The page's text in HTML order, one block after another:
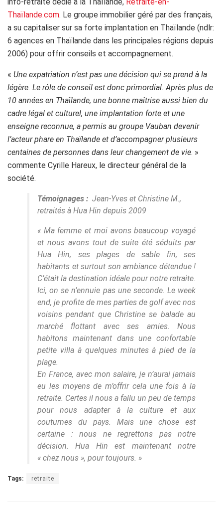
Thaïlande.com. Le groupe immobilier géré par des français,
a su capitaliser sur sa forte implantation en Thaïlande (ndlr:
6 agences en Thaïlande dans les principales régions depuis
2006) pour offrir conseils et accompagnement.
« Une expatriation n’est pas une décision qui se prend à la
légère. Le rôle de conseil est donc primordial. Après plus de
10 années en Thaïlande, une bonne maîtrise aussi bien du
cadre légal et culturel, une implantation forte et une
enseigne reconnue, a permis au groupe Vauban devenir
l’acteur phare en Thaïlande et d’accompagner plusieurs
centaines de personnes dans leur changement de vie. »
commente Cyrille Hareux, le directeur général de la
société.
Témoignages : Jean-Yves et Christine M.,
retraités à Hua Hin depuis 2009
« Ma femme et moi avons beaucoup voyagé
et nous avons tout de suite été séduits par
Hua Hin, ses plages de sable fin, ses
habitants et surtout son ambiance détendue !
C’était la destination idéale pour notre retraite.
Ici, on se n’ennuie pas une seconde. Le week
end, je profite de mes parties de golf avec nos
voisins pendant que Christine se balade au
marché flottant avec ses amies. Nous
habitons maintenant dans une confortable
petite villa à quelques minutes à pied de la
plage.
En France, avec mon salaire, je n’aurai jamais
eu les moyens de m’offrir cela une fois à la
retraite. Certes il nous a fallu un peu de temps
pour nous adapter à la culture et aux
coutumes du pays. Mais une chose est
certaine : nous ne regrettons pas notre
décision. Hua Hin est maintenant notre
« chez nous », pour toujours. »
Tags: retraite